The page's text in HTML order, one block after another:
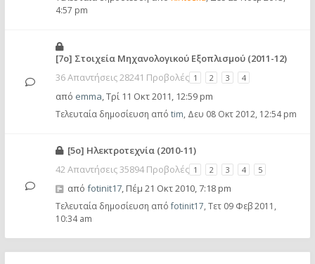
4:57 pm
[7ο] Στοιχεία Μηχανολογικού Εξοπλισμού (2011-12)
36 Απαντήσεις 28241 Προβολές 1 2 3 4
από emma,Τρί 11 Οκτ 2011, 12:59 pm
Τελευταία δημοσίευση από tim, Δευ 08 Οκτ 2012, 12:54 pm
[5ο] Ηλεκτροτεχνία (2010-11)
42 Απαντήσεις 35894 Προβολές 1 2 3 4 5
από fotinit17, Πέμ 21 Οκτ 2010, 7:18 pm
Τελευταία δημοσίευση από fotinit17, Τετ 09 Φεβ 2011,
10:34 am